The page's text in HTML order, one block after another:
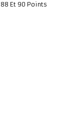
Et 90 PointS